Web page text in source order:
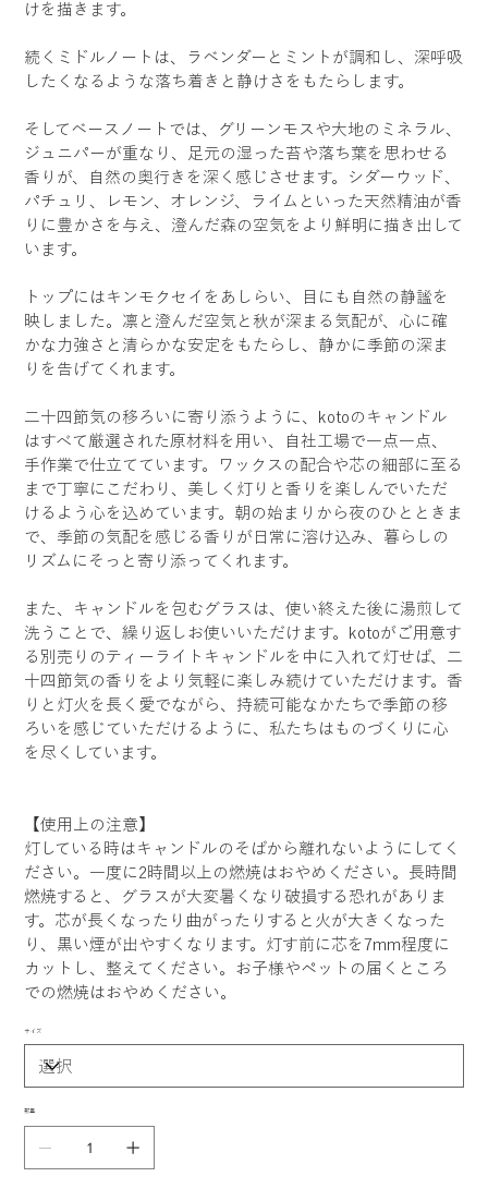
けを描きます。
続くミドルノートは、ラベンダーとミントが調和し、深呼吸
したくなるような落ち着きと静けさをもたらします。
そしてベースノートでは、グリーンモスや大地のミネラル、
ジュニパーが重なり、足元の湿った苔や落ち葉を思わせる
香りが、自然の奥行きを深く感じさせます。シダーウッド、
パチュリ、レモン、オレンジ、ライムといった天然精油が香
りに豊かさを与え、澄んだ森の空気をより鮮明に描き出して
います。
トップにはキンモクセイをあしらい、目にも自然の静謐を
映しました。凛と澄んだ空気と秋が深まる気配が、心に確
かな力強さと清らかな安定をもたらし、静かに季節の深ま
りを告げてくれます。
二十四節気の移ろいに寄り添うように、kotoのキャンドル
はすべて厳選された原材料を用い、自社工場で一点一点、
手作業で仕立てています。ワックスの配合や芯の細部に至る
まで丁寧にこだわり、美しく灯りと香りを楽しんでいただ
けるよう心を込めています。朝の始まりから夜のひとときま
で、季節の気配を感じる香りが日常に溶け込み、暮らしの
リズムにそっと寄り添ってくれます。
また、キャンドルを包むグラスは、使い終えた後に湯煎して
洗うことで、繰り返しお使いいただけます。kotoがご用意す
る別売りのティーライトキャンドルを中に入れて灯せば、二
十四節気の香りをより気軽に楽しみ続けていただけます。香
りと灯火を長く愛でながら、持続可能なかたちで季節の移
ろいを感じていただけるように、私たちはものづくりに心
を尽くしています。
【使用上の注意】
灯している時はキャンドルのそばから離れないようにしてく
ださい。一度に2時間以上の燃焼はおやめください。長時間
燃焼すると、グラスが大変暑くなり破損する恐れがありま
す。芯が長くなったり曲がったりすると火が大きくなった
り、黒い煙が出やすくなります。灯す前に芯を7mm程度に
カットし、整えてください。お子様やペットの届くところ
での燃焼はおやめください。
サイズ
数量